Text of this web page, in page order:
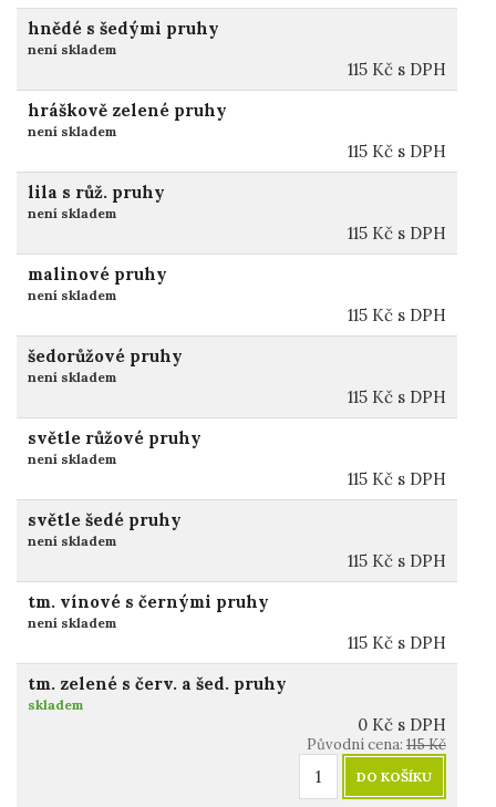
hnědé s šedými pruhy
není skladem
115 Kč s DPH
hráškově zelené pruhy
není skladem
115 Kč s DPH
lila s růž. pruhy
není skladem
115 Kč s DPH
malinové pruhy
není skladem
115 Kč s DPH
šedorůžové pruhy
není skladem
115 Kč s DPH
světle růžové pruhy
není skladem
115 Kč s DPH
světle šedé pruhy
není skladem
115 Kč s DPH
tm. vínové s černými pruhy
není skladem
115 Kč s DPH
tm. zelené s červ. a šed. pruhy
skladem
0 Kč s DPH
Původní cena: 115Kč
DO KOŠÍKU